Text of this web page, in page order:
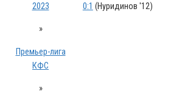
2023
»
Премьер-лига
КФС
»
0:1 (Нуридинов '12)